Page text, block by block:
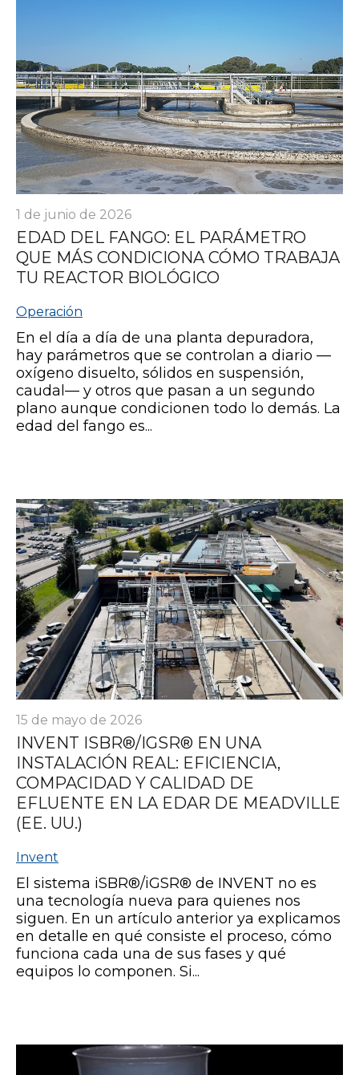
1 de junio de 2026
EDAD DEL FANGO: EL PARÁMETRO
QUE MÁS CONDICIONA CÓMO TRABAJA
TU REACTOR BIOLÓGICO
Operación
En el día a día de una planta depuradora,
hay parámetros que se controlan a diario —
oxígeno disuelto, sólidos en suspensión,
caudal— y otros que pasan a un segundo
plano aunque condicionen todo lo demás. La
edad del fango es...
15 de mayo de 2026
INVENT ISBR®/IGSR® EN UNA
INSTALACIÓN REAL: EFICIENCIA,
COMPACIDAD Y CALIDAD DE
EFLUENTE EN LA EDAR DE MEADVILLE
(EE. UU.)
Invent
El sistema iSBR®/iGSR® de INVENT no es
una tecnología nueva para quienes nos
siguen. En un artículo anterior ya explicamos
en detalle en qué consiste el proceso, cómo
funciona cada una de sus fases y qué
equipos lo componen. Si...